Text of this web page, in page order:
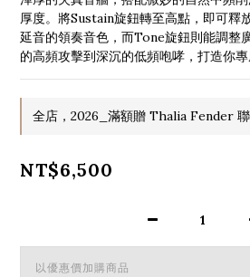
厚度。將Sustain旋鈕轉至高點，即可釋
延音的領奏音色，而Tone旋鈕則能調整
的高頻攻擊到深沉的低頻咆哮，打造你專
全店，2026_滿額贈 Thalia Fender
NT$6,500
以優惠價加購商品